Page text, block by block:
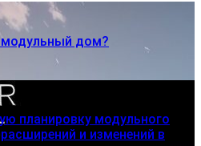
модульный дом?
планировку модульного
и изменений в